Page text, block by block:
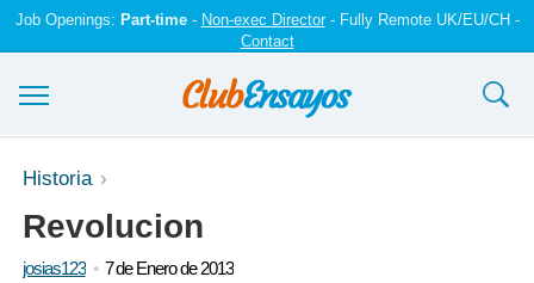
Job Openings: Part-time- Non-exec Director- Fully Remote UK/EU/CH -
Contact
Ensayos y trabajos
Registrarse
Iniciar sesión
Historia
Revolucion
josias123
7 de Enero de 2013